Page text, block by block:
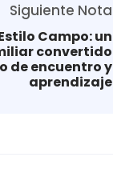
Siguiente Nota
Campo: un
convertido
de encuentro y
aprendizaje